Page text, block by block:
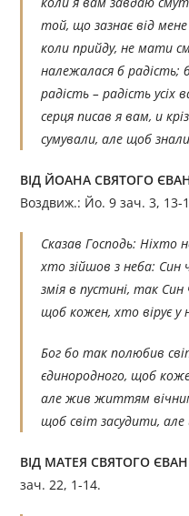
той, що зазнає від
коли прийду, не мати
належалася б радість;
радість – радість усіх
серця писав я вам, и
сумували, але щоб
ВІД ЙОАНА СВЯТОГО
Воздвиж.: Йо. 9 зач. 3, 13-
Сказав Господь: Ніхто
хто зійшов з неба: Син
змія в пустині, так Син
щоб кожен, хто вірує
Бог бо так полюбив
єдинородного, щоб
але жив життям
щоб світ засудити,
ВІД МАТЕЯ СВЯТОГО
зач. 22, 1-14.